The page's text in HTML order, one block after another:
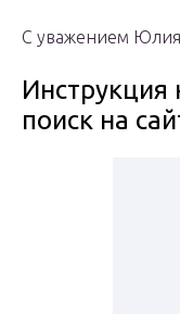
С уважением Юлия
Инструкция
поиск на